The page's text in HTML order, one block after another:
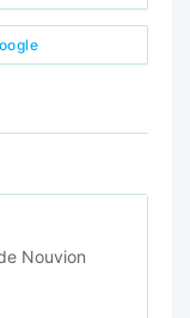
Nouvion